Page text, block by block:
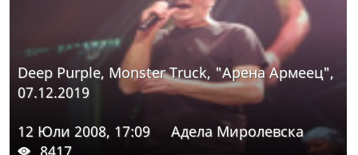
Deep Purple, Monster Truck, "Арена Армеец",
07.12.2019
12 Юли 2008, 17:09
Адела Миролевска
8417